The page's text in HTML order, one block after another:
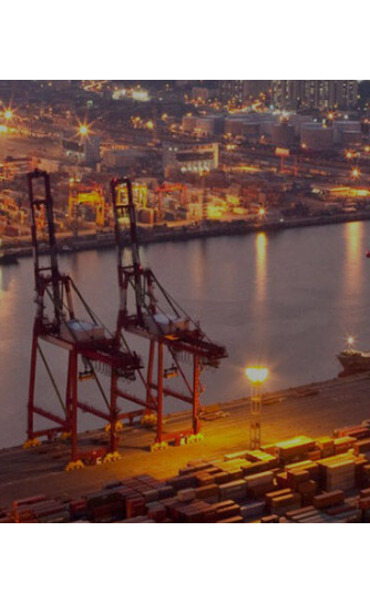
(종료)
(종료)
설치 계약 원가산정 용역 제안요청 공고 (종료)